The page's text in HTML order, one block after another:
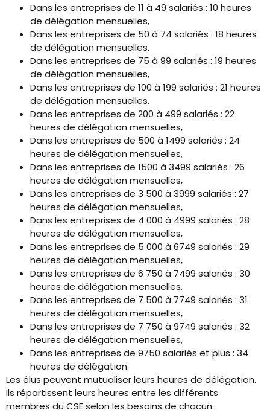
Dans les entreprises de 11 à 49 salariés : 10 heures
de délégation mensuelles,
Dans les entreprises de 50 à 74 salariés : 18 heures
de délégation mensuelles,
Dans les entreprises de 75 à 99 salariés : 19 heures
de délégation mensuelles,
Dans les entreprises de 100 à 199 salariés : 21 heures
de délégation mensuelles,
Dans les entreprises de 200 à 499 salariés : 22
heures de délégation mensuelles,
Dans les entreprises de 500 à 1499 salariés : 24
heures de délégation mensuelles,
Dans les entreprises de 1500 à 3499 salariés : 26
heures de délégation mensuelles,
Dans les entreprises de 3 500 à 3999 salariés : 27
heures de délégation mensuelles,
Dans les entreprises de 4 000 à 4999 salariés : 28
heures de délégation mensuelles,
Dans les entreprises de 5 000 à 6749 salariés : 29
heures de délégation mensuelles,
Dans les entreprises de 6 750 à 7499 salariés : 30
heures de délégation mensuelles,
Dans les entreprises de 7 500 à 7749 salariés : 31
heures de délégation mensuelles,
Dans les entreprises de 7 750 à 9749 salariés : 32
heures de délégation mensuelles,
Dans les entreprises de 9750 salariés et plus : 34
heures de délégation.
Les élus peuvent mutualiser leurs heures de délégation.
Ils répartissent leurs heures entre les différents
membres du CSE selon les besoins de chacun.